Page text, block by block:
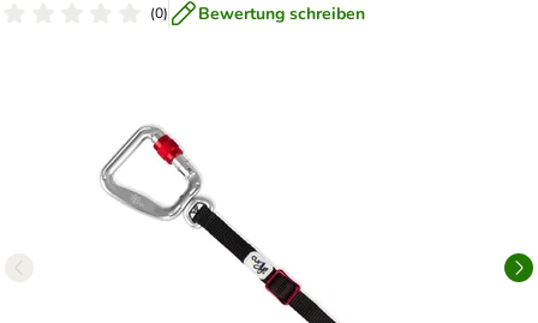
(0) Bewertung schreiben